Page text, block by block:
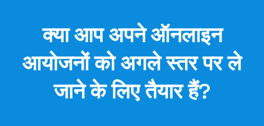
क्या आप अपने ऑनलाइन
आयोजनों को अगले स्तर पर ले
जाने के लिए तैयार हैं?